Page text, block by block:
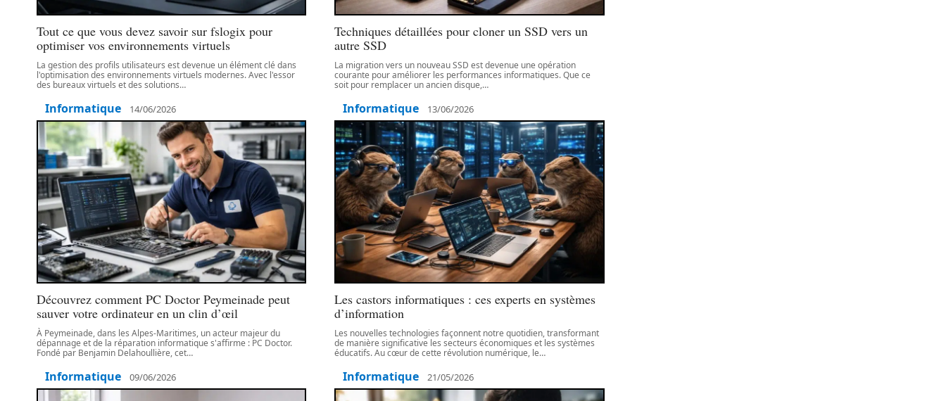
Tout ce que vous devez savoir sur fslogix pour
optimiser vos environnements virtuels
La gestion des profils utilisateurs est devenue un élément clé dans
l'optimisation des environnements virtuels modernes. Avec l'essor
des bureaux virtuels et des solutions…
Informatique 14/06/2026
Techniques détaillées pour cloner un SSD vers un
autre SSD
La migration vers un nouveau SSD est devenue une opération
courante pour améliorer les performances informatiques. Que ce
soit pour remplacer un ancien disque,…
Informatique 13/06/2026
Découvrez comment PC Doctor Peymeinade peut
sauver votre ordinateur en un clin d’œil
À Peymeinade, dans les Alpes-Maritimes, un acteur majeur du
dépannage et de la réparation informatique s'affirme : PC Doctor.
Fondé par Benjamin Delahoullière, cet…
Informatique 09/06/2026
Les castors informatiques : ces experts en systèmes
d’information
Les nouvelles technologies façonnent notre quotidien, transformant
de manière significative les secteurs économiques et les systèmes
éducatifs. Au cœur de cette révolution numérique, le…
Informatique 21/05/2026